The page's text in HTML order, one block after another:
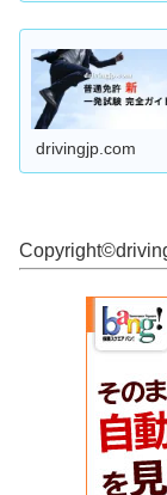
drivingjp.com